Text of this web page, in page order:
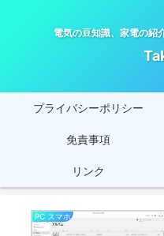
電気の豆知識、家電の紹
プライバシーポリシー
免責事項
リンク
PC スマホ